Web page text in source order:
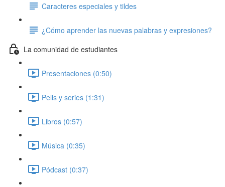
Caracteres especiales y tildes
¿Cómo aprender las nuevas palabras y expresiones?
La comunidad de estudiantes
Presentaciones (0:50)
Pelis y series (1:31)
Libros (0:57)
Música (0:35)
Pódcast (0:37)